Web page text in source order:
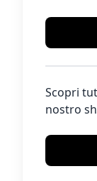
Scopri
nostro